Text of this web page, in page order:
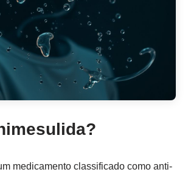
medicamento classificado como anti-